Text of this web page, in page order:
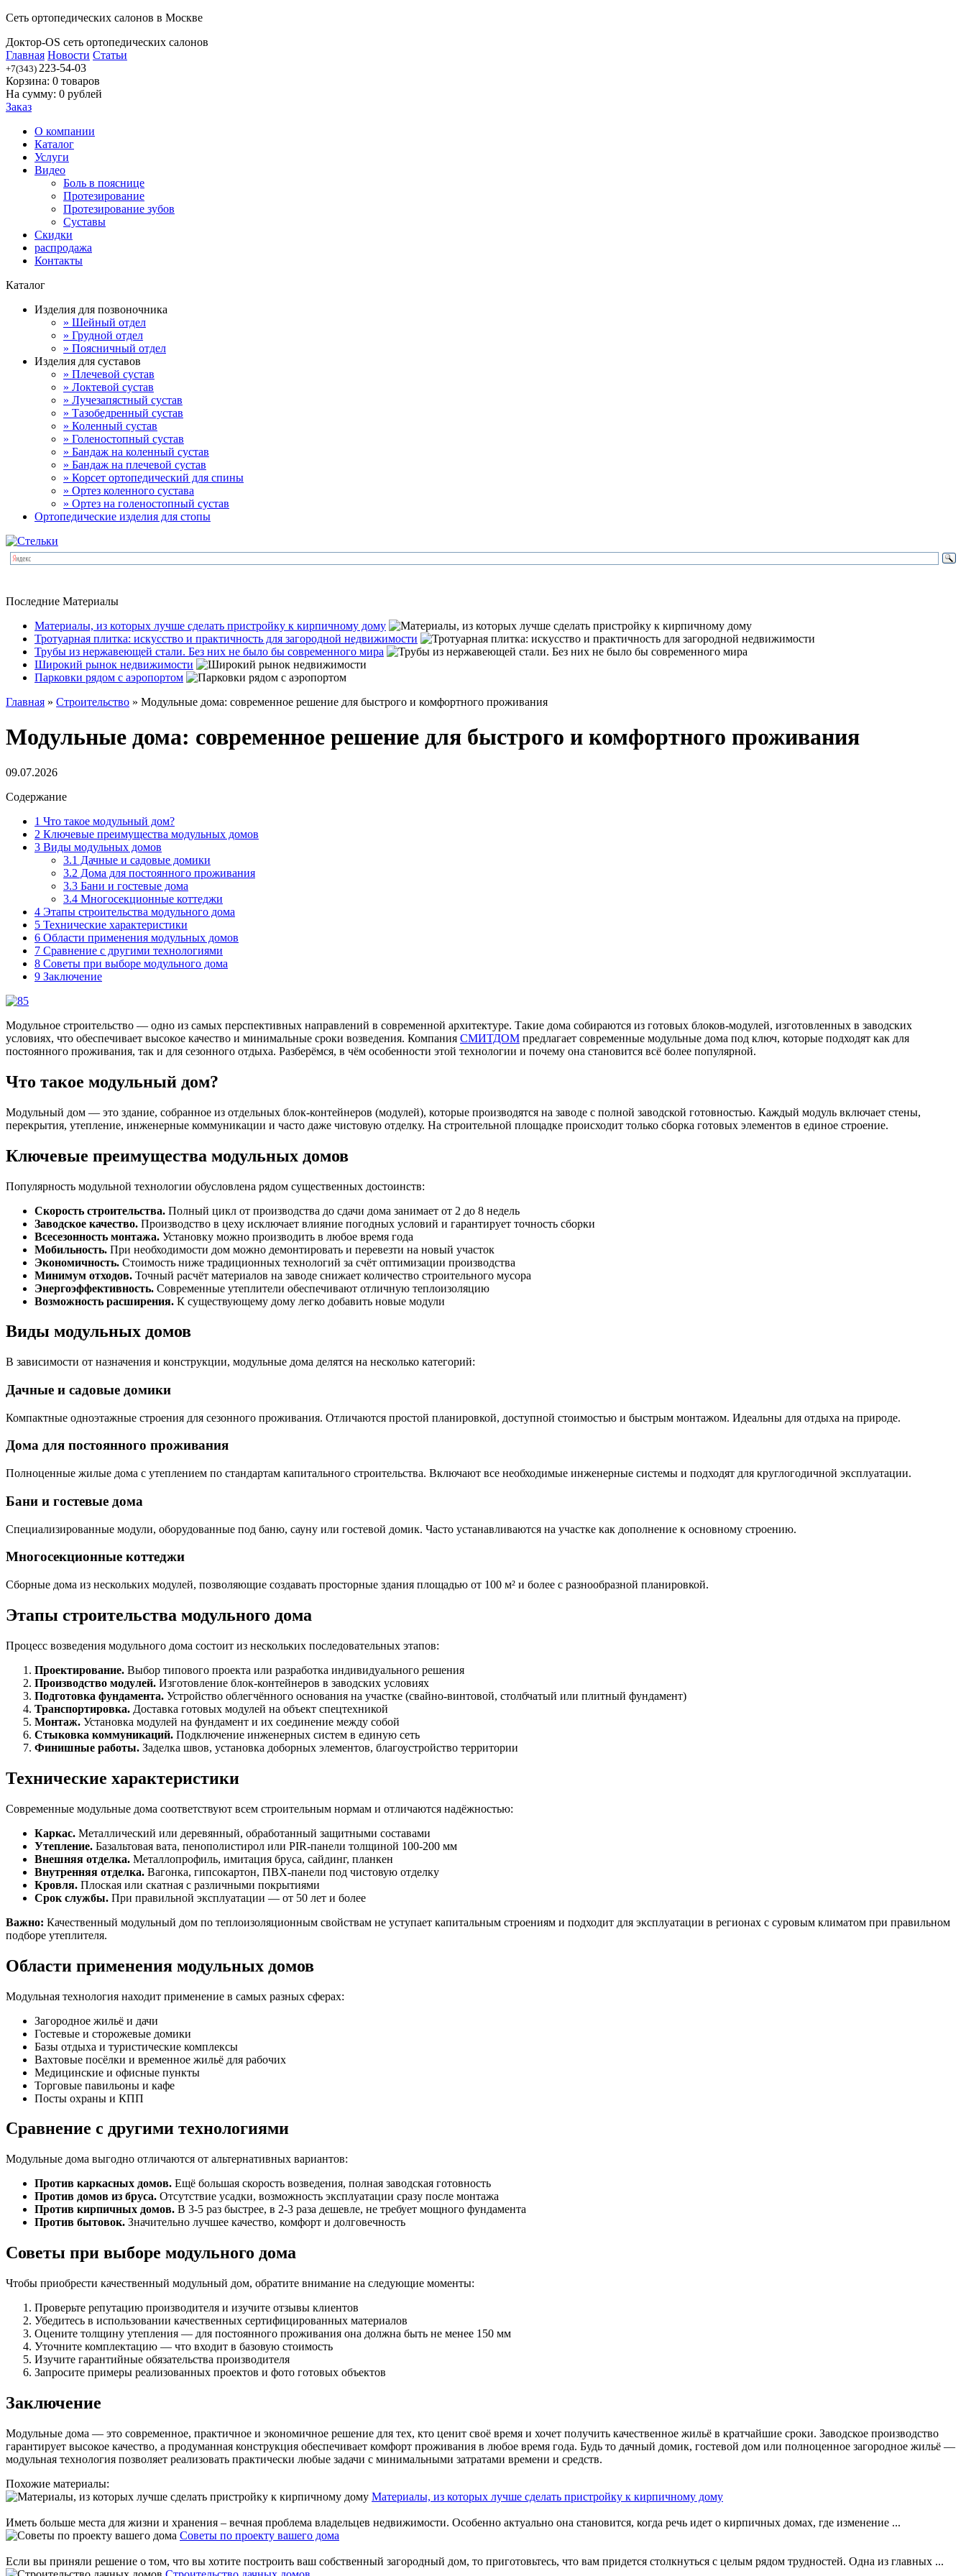
Сеть ортопедических салонов в Москве
Доктор-OS сеть ортопедических салонов
Главная Новости Статьи
+7(343) 223-54-03
Корзина: 0 товаров
На сумму: 0 рублей
Заказ
О компании
Каталог
Услуги
Видео
Боль в пояснице
Протезирование
Протезирование зубов
Суставы
Скидки
распродажа
Контакты
Каталог
Изделия для позвоночника
» Шейный отдел
» Грудной отдел
» Поясничный отдел
Изделия для суставов
» Плечевой сустав
» Локтевой сустав
» Лучезапястный сустав
» Тазобедренный сустав
» Коленный сустав
» Голеностопный сустав
» Бандаж на коленный сустав
» Бандаж на плечевой сустав
» Корсет ортопедический для спины
» Ортез коленного сустава
» Ортез на голеностопный сустав
Ортопедические изделия для стопы
Последние Материалы
Материалы, из которых лучше сделать пристройку к кирпичному дому
Тротуарная плитка: искусство и практичность для загородной недвижимости
Трубы из нержавеющей стали. Без них не было бы современного мира
Широкий рынок недвижимости
Парковки рядом с аэропортом
Главная » Строительство » Модульные дома: современное решение для быстрого и комфортного проживания
Модульные дома: современное решение для быстрого и комфортного проживания
09.07.2026
Содержание
1 Что такое модульный дом?
2 Ключевые преимущества модульных домов
3 Виды модульных домов
3.1 Дачные и садовые домики
3.2 Дома для постоянного проживания
3.3 Бани и гостевые дома
3.4 Многосекционные коттеджи
4 Этапы строительства модульного дома
5 Технические характеристики
6 Области применения модульных домов
7 Сравнение с другими технологиями
8 Советы при выборе модульного дома
9 Заключение
Модульное строительство — одно из самых перспективных направлений в современной архитектуре. Такие дома собираются из готовых блоков-модулей, изготовленных в заводских
условиях, что обеспечивает высокое качество и минимальные сроки возведения. Компания СМИТДОМ предлагает современные модульные дома под ключ, которые подходят как для
постоянного проживания, так и для сезонного отдыха. Разберёмся, в чём особенности этой технологии и почему она становится всё более популярной.
Что такое модульный дом?
Модульный дом — это здание, собранное из отдельных блок-контейнеров (модулей), которые производятся на заводе с полной заводской готовностью. Каждый модуль включает стены,
перекрытия, утепление, инженерные коммуникации и часто даже чистовую отделку. На строительной площадке происходит только сборка готовых элементов в единое строение.
Ключевые преимущества модульных домов
Популярность модульной технологии обусловлена рядом существенных достоинств:
Скорость строительства. Полный цикл от производства до сдачи дома занимает от 2 до 8 недель
Заводское качество. Производство в цеху исключает влияние погодных условий и гарантирует точность сборки
Всесезонность монтажа. Установку можно производить в любое время года
Мобильность. При необходимости дом можно демонтировать и перевезти на новый участок
Экономичность. Стоимость ниже традиционных технологий за счёт оптимизации производства
Минимум отходов. Точный расчёт материалов на заводе снижает количество строительного мусора
Энергоэффективность. Современные утеплители обеспечивают отличную теплоизоляцию
Возможность расширения. К существующему дому легко добавить новые модули
Виды модульных домов
В зависимости от назначения и конструкции, модульные дома делятся на несколько категорий:
Дачные и садовые домики
Компактные одноэтажные строения для сезонного проживания. Отличаются простой планировкой, доступной стоимостью и быстрым монтажом. Идеальны для отдыха на природе.
Дома для постоянного проживания
Полноценные жилые дома с утеплением по стандартам капитального строительства. Включают все необходимые инженерные системы и подходят для круглогодичной эксплуатации.
Бани и гостевые дома
Специализированные модули, оборудованные под баню, сауну или гостевой домик. Часто устанавливаются на участке как дополнение к основному строению.
Многосекционные коттеджи
Сборные дома из нескольких модулей, позволяющие создавать просторные здания площадью от 100 м² и более с разнообразной планировкой.
Этапы строительства модульного дома
Процесс возведения модульного дома состоит из нескольких последовательных этапов:
Проектирование. Выбор типового проекта или разработка индивидуального решения
Производство модулей. Изготовление блок-контейнеров в заводских условиях
Подготовка фундамента. Устройство облегчённого основания на участке (свайно-винтовой, столбчатый или плитный фундамент)
Транспортировка. Доставка готовых модулей на объект спецтехникой
Монтаж. Установка модулей на фундамент и их соединение между собой
Стыковка коммуникаций. Подключение инженерных систем в единую сеть
Финишные работы. Заделка швов, установка доборных элементов, благоустройство территории
Технические характеристики
Современные модульные дома соответствуют всем строительным нормам и отличаются надёжностью:
Каркас. Металлический или деревянный, обработанный защитными составами
Утепление. Базальтовая вата, пенополистирол или PIR-панели толщиной 100-200 мм
Внешняя отделка. Металлопрофиль, имитация бруса, сайдинг, планкен
Внутренняя отделка. Вагонка, гипсокартон, ПВХ-панели под чистовую отделку
Кровля. Плоская или скатная с различными покрытиями
Срок службы. При правильной эксплуатации — от 50 лет и более
Важно: Качественный модульный дом по теплоизоляционным свойствам не уступает капитальным строениям и подходит для эксплуатации в регионах с суровым климатом при правильном
подборе утеплителя.
Области применения модульных домов
Модульная технология находит применение в самых разных сферах:
Загородное жильё и дачи
Гостевые и сторожевые домики
Базы отдыха и туристические комплексы
Вахтовые посёлки и временное жильё для рабочих
Медицинские и офисные пункты
Торговые павильоны и кафе
Посты охраны и КПП
Сравнение с другими технологиями
Модульные дома выгодно отличаются от альтернативных вариантов:
Против каркасных домов. Ещё большая скорость возведения, полная заводская готовность
Против домов из бруса. Отсутствие усадки, возможность эксплуатации сразу после монтажа
Против кирпичных домов. В 3-5 раз быстрее, в 2-3 раза дешевле, не требует мощного фундамента
Против бытовок. Значительно лучшее качество, комфорт и долговечность
Советы при выборе модульного дома
Чтобы приобрести качественный модульный дом, обратите внимание на следующие моменты:
Проверьте репутацию производителя и изучите отзывы клиентов
Убедитесь в использовании качественных сертифицированных материалов
Оцените толщину утепления — для постоянного проживания она должна быть не менее 150 мм
Уточните комплектацию — что входит в базовую стоимость
Изучите гарантийные обязательства производителя
Запросите примеры реализованных проектов и фото готовых объектов
Заключение
Модульные дома — это современное, практичное и экономичное решение для тех, кто ценит своё время и хочет получить качественное жильё в кратчайшие сроки. Заводское производство
гарантирует высокое качество, а продуманная конструкция обеспечивает комфорт проживания в любое время года. Будь то дачный домик, гостевой дом или полноценное загородное жильё —
модульная технология позволяет реализовать практически любые задачи с минимальными затратами времени и средств.
Похожие материалы:
Материалы, из которых лучше сделать пристройку к кирпичному дому
Иметь больше места для жизни и хранения – вечная проблема владельцев недвижимости. Особенно актуально она становится, когда речь идет о кирпичных домах, где изменение ...
Советы по проекту вашего дома
Если вы приняли решение о том, что вы хотите построить ваш собственный загородный дом, то приготовьтесь, что вам придется столкнуться с целым рядом трудностей. Одна из главных ...